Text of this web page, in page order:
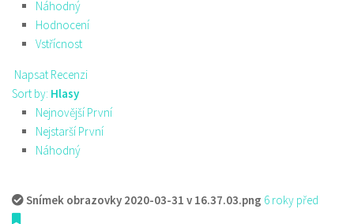
Náhodný
Hodnocení
Vstřícnost
Napsat Recenzi
Sort by: Hlasy
Nejnovější První
Nejstarší První
Náhodný
Snímek obrazovky 2020-03-31 v 16.37.03.png 6 roky před